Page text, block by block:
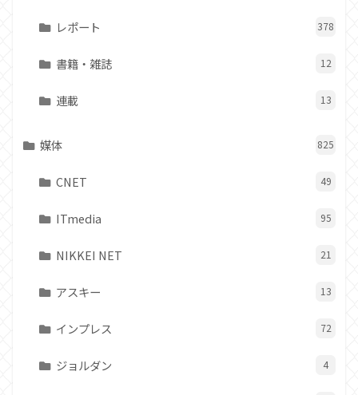
レポート 378
書籍・雑誌 12
連載 13
媒体 825
CNET 49
ITmedia 95
NIKKEI NET 21
アスキー 13
インプレス 72
ジョルダン 4